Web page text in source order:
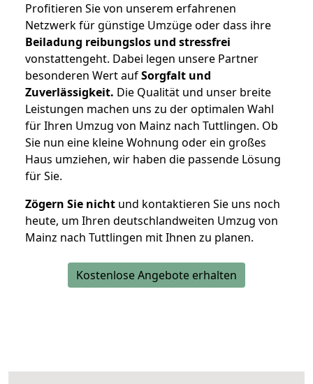
Profitieren Sie von unserem erfahrenen
Netzwerk für günstige Umzüge oder dass ihre
Beiladung reibungslos und stressfrei
vonstattengeht. Dabei legen unsere Partner
besonderen Wert aufSorgfalt und
Zuverlässigkeit. Die Qualität und unser breite
Leistungen machen uns zu der optimalen Wahl
für Ihren Umzug von Mainz nach Tuttlingen. Ob
Sie nun eine kleine Wohnung oder ein großes
Haus umziehen, wir haben die passende Lösung
für Sie.
Zögern Sie nicht und kontaktieren Sie uns noch
heute, um Ihren deutschlandweiten Umzug von
Mainz nach Tuttlingen mit Ihnen zu planen.
Kostenlose Angebote erhalten